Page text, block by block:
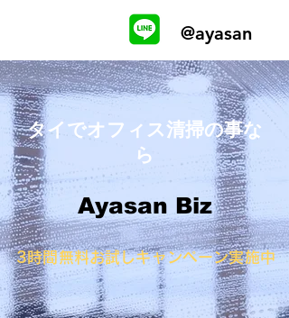
@ayasan
タイでオフィス清掃の事な
ら
Ayasan Biz
​3時間無料お試しキャンペーン実施中